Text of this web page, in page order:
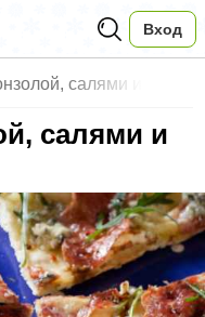
Вход
салями и
салями и